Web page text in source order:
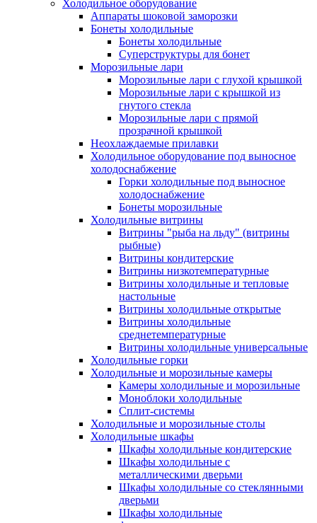
Холодильное оборудование
Аппараты шоковой заморозки
Бонеты холодильные
Бонеты холодильные
Суперструктуры для бонет
Морозильные лари
Морозильные лари с глухой крышкой
Морозильные лари с крышкой из
гнутого стекла
Морозильные лари с прямой
прозрачной крышкой
Неохлаждаемые прилавки
Холодильное оборудование под выносное
холодоснабжение
Горки холодильные под выносное
холодоснабжение
Бонеты морозильные
Холодильные витрины
Витрины "рыба на льду" (витрины
рыбные)
Витрины кондитерские
Витрины низкотемпературные
Витрины холодильные и тепловые
настольные
Витрины холодильные открытые
Витрины холодильные
среднетемпературные
Витрины холодильные универсальные
Холодильные горки
Холодильные и морозильные камеры
Камеры холодильные и морозильные
Моноблоки холодильные
Сплит-системы
Холодильные и морозильные столы
Холодильные шкафы
Шкафы холодильные кондитерские
Шкафы холодильные с
металлическими дверьми
Шкафы холодильные со стеклянными
дверьми
Шкафы холодильные